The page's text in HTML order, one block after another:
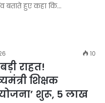
बताते हुए कहा कि…
10
राहत!
शिक्षक
शुरू, 5 लाख